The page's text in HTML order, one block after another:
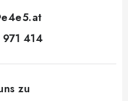
e4e5.at
414